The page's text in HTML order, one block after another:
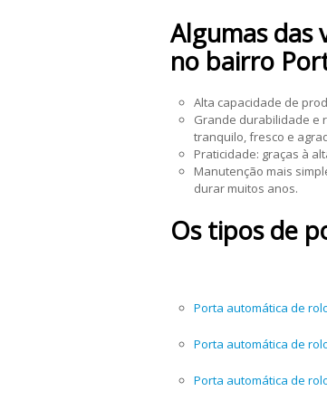
Algumas
no bairro
Alta capacidade de
Grande durabilidade e
tranquilo, fresco e
Praticidade: graças à
Manutenção mais
durar muitos anos.
Os tipos de
Porta automática de
Porta automática de
Porta automática de